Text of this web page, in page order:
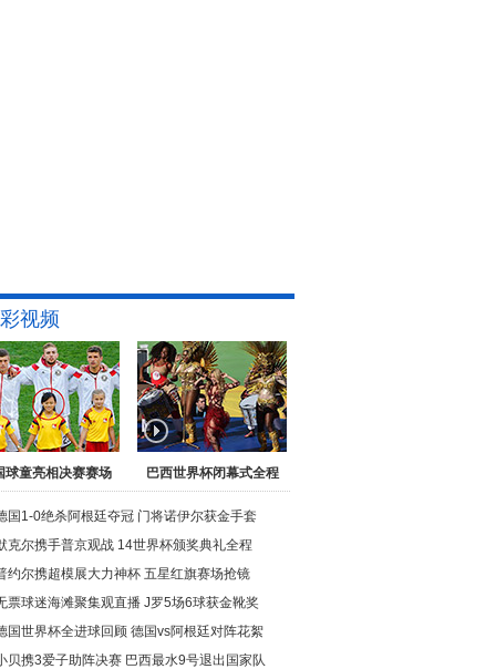
视频
球童亮相决赛赛场 巴西世界杯闭幕式全程
国1-0绝杀阿根廷夺冠 门将诺伊尔获金手套
克尔携手普京观战 14世界杯颁奖典礼全程
约尔携超模展大力神杯 五星红旗赛场抢镜
票球迷海滩聚集观直播 J罗5场6球获金靴奖
国世界杯全进球回顾 德国vs阿根廷对阵花絮
贝携3爱子助阵决赛 巴西最水9号退出国家队